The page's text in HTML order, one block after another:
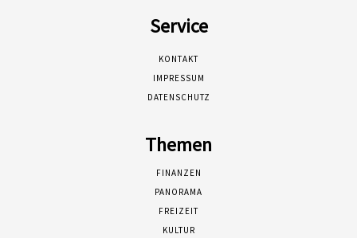
Service
KONTAKT
IMPRESSUM
DATENSCHUTZ
Themen
FINANZEN
PANORAMA
FREIZEIT
KULTUR